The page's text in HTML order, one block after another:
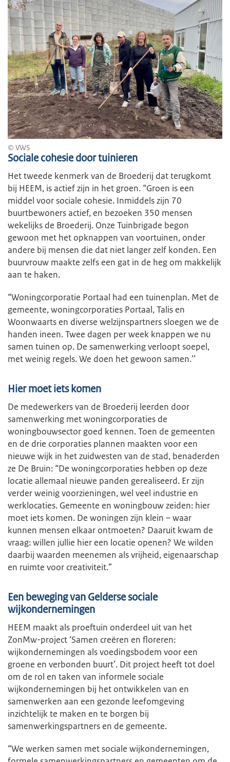
© VWS
Sociale cohesie door tuinieren
Het tweede kenmerk van de Broederij dat terugkomt
bij HEEM, is actief zijn in het groen. “Groen is een
middel voor sociale cohesie. Inmiddels zijn 70
buurtbewoners actief, en bezoeken 350 mensen
wekelijks de Broederij. Onze Tuinbrigade begon
gewoon met het opknappen van voortuinen, onder
andere bij mensen die dat niet langer zelf konden. Een
buurvrouw maakte zelfs een gat in de heg om makkelijk
aan te haken.
“Woningcorporatie Portaal had een tuinenplan. Met de
gemeente, woningcorporaties Portaal, Talis en
Woonwaarts en diverse welzijnspartners sloegen we de
handen ineen. Twee dagen per week knappen we nu
samen tuinen op. De samenwerking verloopt soepel,
met weinig regels. We doen het gewoon samen.’’
Hier moet iets komen
De medewerkers van de Broederij leerden door
samenwerking met woningcorporaties de
woningbouwsector goed kennen. Toen de gemeenten
en de drie corporaties plannen maakten voor een
nieuwe wijk in het zuidwesten van de stad, benaderden
ze De Bruin: “De woningcorporaties hebben op deze
locatie allemaal nieuwe panden gerealiseerd. Er zijn
verder weinig voorzieningen, wel veel industrie en
werklocaties. Gemeente en woningbouw zeiden: hier
moet iets komen. De woningen zijn klein – waar
kunnen mensen elkaar ontmoeten? Daaruit kwam de
vraag: willen jullie hier een locatie openen? We wilden
daarbij waarden meenemen als vrijheid, eigenaarschap
en ruimte voor creativiteit.”
Een beweging van Gelderse sociale
wijkondernemingen
HEEM maakt als proeftuin onderdeel uit van het
ZonMw-project ‘Samen creëren en floreren:
wijkondernemingen als voedingsbodem voor een
groene en verbonden buurt’. Dit project heeft tot doel
om de rol en taken van informele sociale
wijkondernemingen bij het ontwikkelen van en
samenwerken aan een gezonde leefomgeving
inzichtelijk te maken en te borgen bij
samenwerkingspartners en de gemeente.
“We werken samen met sociale wijkondernemingen,